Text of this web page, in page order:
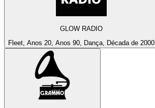
GLOW RADIO
Fleet, Anos 20, Anos 90, Dança, Década de 2000